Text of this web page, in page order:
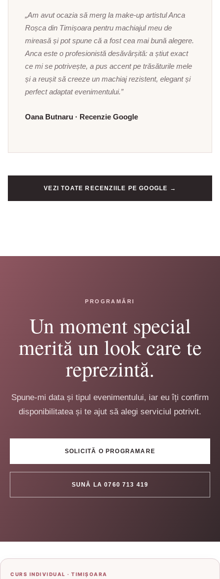
„Am avut ocazia să merg la make-up artistul Anca
Roșca din Timișoara pentru machiajul meu de
mireasă și pot spune că a fost cea mai bună alegere.
Anca este o profesionistă desăvârșită: a știut exact
ce mi se potrivește, a pus accent pe trăsăturile mele
și a reușit să creeze un machiaj rezistent, elegant și
perfect adaptat evenimentului.”
Oana Butnaru · Recenzie Google
VEZI TOATE RECENZIILE PE GOOGLE →
PROGRAMĂRI
Un moment special
merită un look care te
reprezintă.
Spune-mi data și tipul evenimentului, iar eu îți confirm
disponibilitatea și te ajut să alegi serviciul potrivit.
SOLICITĂ O PROGRAMARE
SUNĂ LA 0760 713 419
CURS INDIVIDUAL · TIMIȘOARA